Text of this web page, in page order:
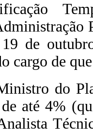
de
cargo de
do
até 4%